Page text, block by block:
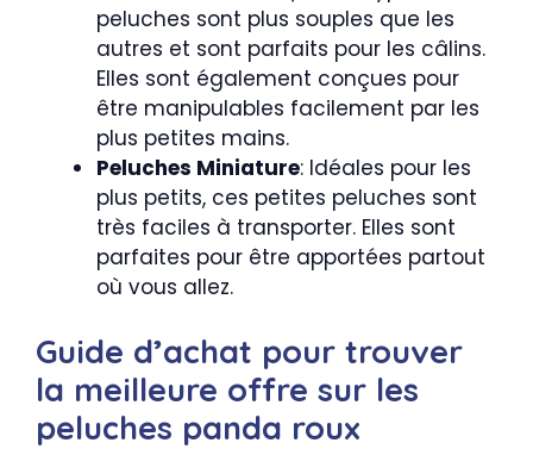
peluches sont plus souples que les
autres et sont parfaits pour les câlins.
Elles sont également conçues pour
être manipulables facilement par les
plus petites mains.
Peluches Miniature: Idéales pour les
plus petits, ces petites peluches sont
très faciles à transporter. Elles sont
parfaites pour être apportées partout
où vous allez.
Guide d’achat pour trouver
la meilleure offre sur les
peluches panda roux